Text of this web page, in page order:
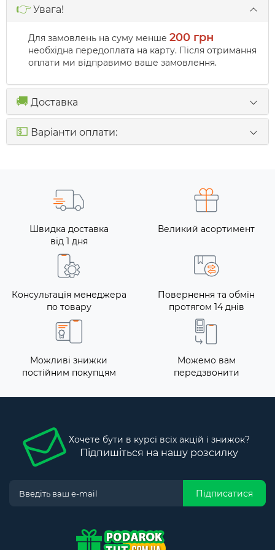
👉 Увага!
Для замовлень на суму менше 200 грн
необхідна передоплата на карту. Після отримання
оплати ми відправимо ваше замовлення.
🚚 Доставка
💵 Варіанти оплати:
Швидка доставка
від 1 дня
Великий асортимент
Консультація менеджера
по товару
Повернення та обмін
протягом 14 днів
Можливі знижки
постійним покупцям
Можемо вам
передзвонити
Хочете бути в курсі всіх акцій і знижок?
Підпишіться на нашу розсилку
Підписатися